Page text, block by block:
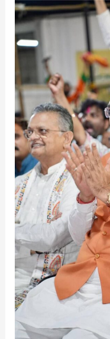
‎पश्चिम
बंगाल,
असम,
पुडुचेरी
अभूतपूर्व
विजय
पर
बिहार
भाजपा
प्रदेश
कार्यालय
में
जश्न